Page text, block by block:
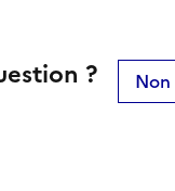
? Non